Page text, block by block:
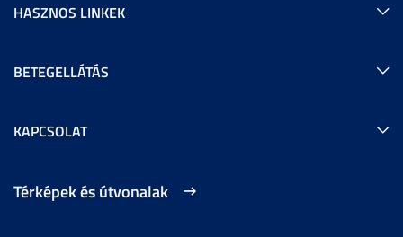
HASZNOS LINKEK
BETEGELLÁTÁS
KAPCSOLAT
Térképek és útvonalak